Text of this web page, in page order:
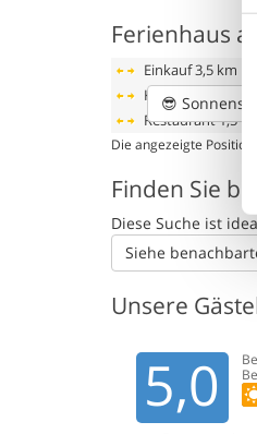
Ferienhaus
Einkauf3,5 km
Küste 200 m
Restaurant1,5 km
😎
Die angezeigte
Finden Sie
Diese Suche ist
Siehe
Unsere
5,0